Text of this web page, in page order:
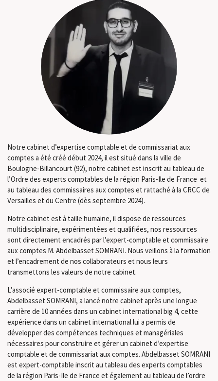
Notre cabinet d’expertise comptable et de commissariat aux
comptes a été créé début 2024, il est situé dans la ville de
Boulogne-Billancourt (92), notre cabinet est inscrit au tableau de
l’Ordre des experts comptables de la région Paris-Ile de France et
au tableau des commissaires aux comptes et rattaché à la CRCC de
Versailles et du Centre (dès septembre 2024).
Notre cabinet est à taille humaine, il dispose de ressources
multidisciplinaire, expérimentées et qualifiées, nos ressources
sont directement encadrés par l’expert-comptable et commissaire
aux comptes M. Abdelbasset SOMRANI. Nous veillons à la formation
et l’encadrement de nos collaborateurs et nous leurs
transmettons les valeurs de notre cabinet.
L’associé expert-comptable et commissaire aux comptes,
Abdelbasset SOMRANI, a lancé notre cabinet après une longue
carrière de 10 années dans un cabinet international big 4, cette
expérience dans un cabinet international lui a permis de
développer des compétences techniques et managériales
nécessaires pour construire et gérer un cabinet d’expertise
comptable et de commissariat aux comptes. Abdelbasset SOMRANI
est expert-comptable inscrit au tableau des experts comptables
de la région Paris-Ile de France et également au tableau de l’ordre